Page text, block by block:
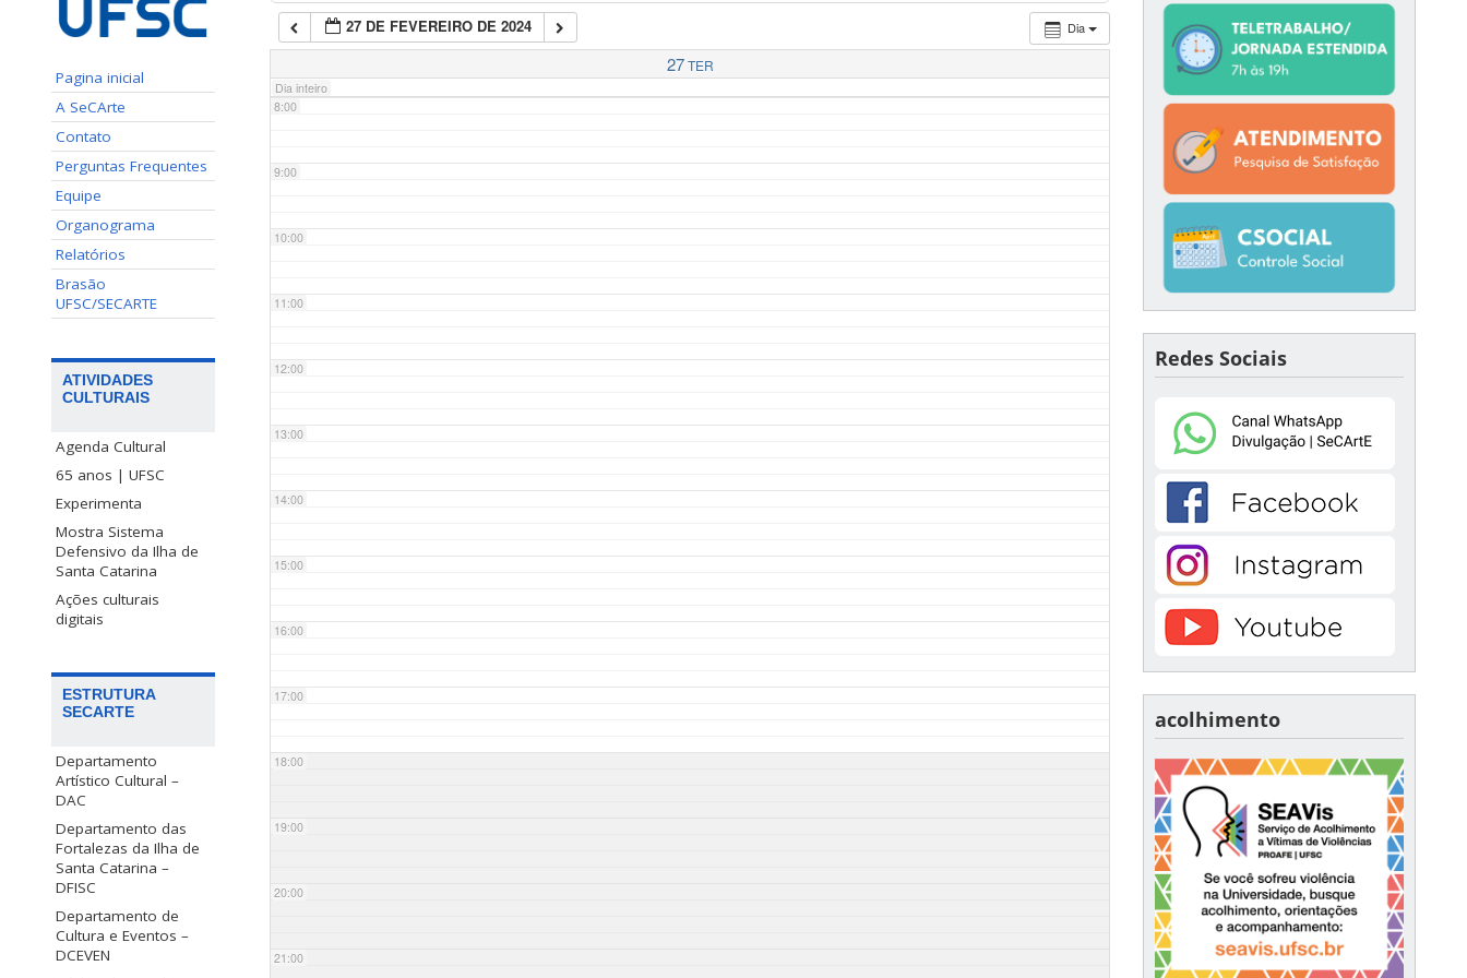
Pagina inicial
A SeCArte
Contato
Perguntas Frequentes
Equipe
Organograma
Relatórios
Brasão
UFSC/SECARTE
ATIVIDADES
CULTURAIS
Agenda Cultural
65 anos | UFSC
Experimenta
Mostra Sistema
Defensivo da Ilha de
Santa Catarina
Ações culturais
digitais
ESTRUTURA
SECARTE
Departamento
Artístico Cultural –
DAC
Departamento das
Fortalezas da Ilha de
Santa Catarina –
DFISC
Departamento de
Cultura e Eventos –
DCEVEN
Dia
27 DE FEVEREIRO DE 2024
27 TER
Dia inteiro
7:00
8:00
9:00
10:00
11:00
12:00
13:00
14:00
15:00
16:00
17:00
18:00
19:00
20:00
21:00
Redes Sociais
acolhimento